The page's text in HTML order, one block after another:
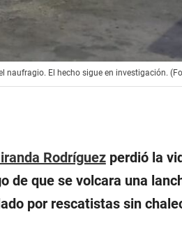
naufragio. El hecho sigue en investigación.
Rodríguezperdió la
de que se volcara una
por rescatistas sin